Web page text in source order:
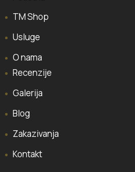
TM Shop
Usluge
O nama
Recenzije
Galerija
Blog
Zakazivanja
Kontakt